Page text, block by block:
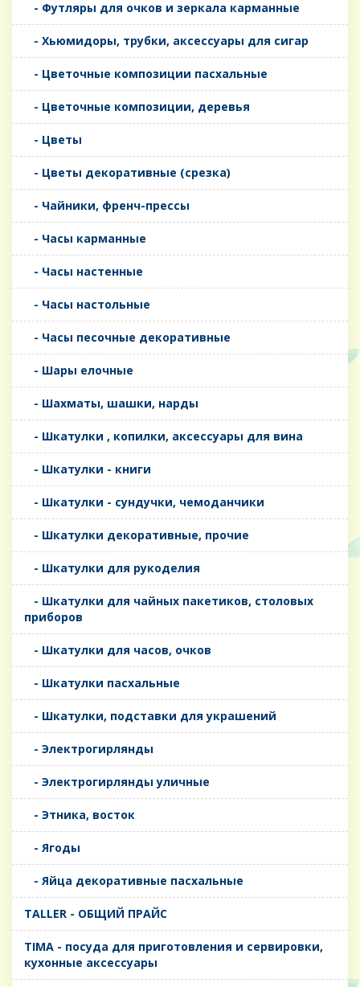
- Футляры для очков и зеркала карманные
- Хьюмидоры, трубки, аксессуары для сигар
- Цветочные композиции пасхальные
- Цветочные композиции, деревья
- Цветы
- Цветы декоративные (срезка)
- Чайники, френч-прессы
- Часы карманные
- Часы настенные
- Часы настольные
- Часы песочные декоративные
- Шары елочные
- Шахматы, шашки, нарды
- Шкатулки , копилки, аксессуары для вина
- Шкатулки - книги
- Шкатулки - сундучки, чемоданчики
- Шкатулки декоративные, прочие
- Шкатулки для рукоделия
- Шкатулки для чайных пакетиков, столовых
приборов
- Шкатулки для часов, очков
- Шкатулки пасхальные
- Шкатулки, подставки для украшений
- Электрогирлянды
- Электрогирлянды уличные
- Этника, восток
- Ягоды
- Яйца декоративные пасхальные
TALLER - ОБЩИЙ ПРАЙС
TIMA - посуда для приготовления и сервировки,
кухонные аксессуары